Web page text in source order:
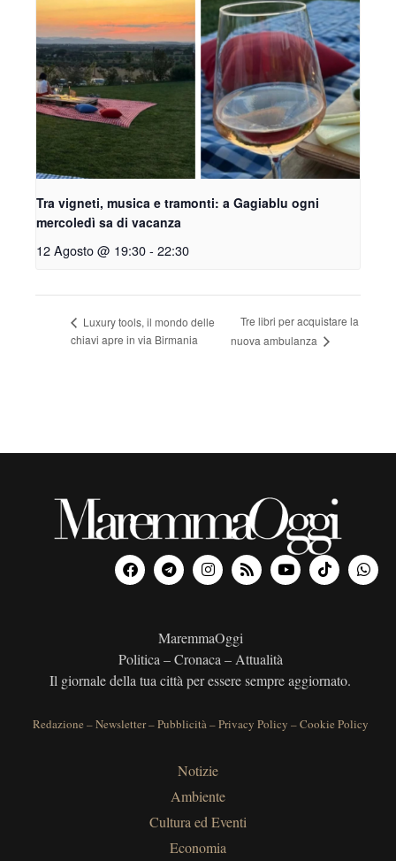
Tra vigneti, musica e tramonti: a Gagiablu ogni
mercoledì sa di vacanza
12 Agosto @ 19:30- 22:30
Luxury tools, il mondo delle
chiavi apre in via Birmania
Tre libri per acquistare la
nuova ambulanza
MaremmaOggi
Politica – Cronaca – Attualità
Il giornale della tua città per essere sempre aggiornato.
Redazione –Newsletter–Pubblicità–Privacy Policy –Cookie Policy
Notizie
Ambiente
Cultura ed Eventi
Economia